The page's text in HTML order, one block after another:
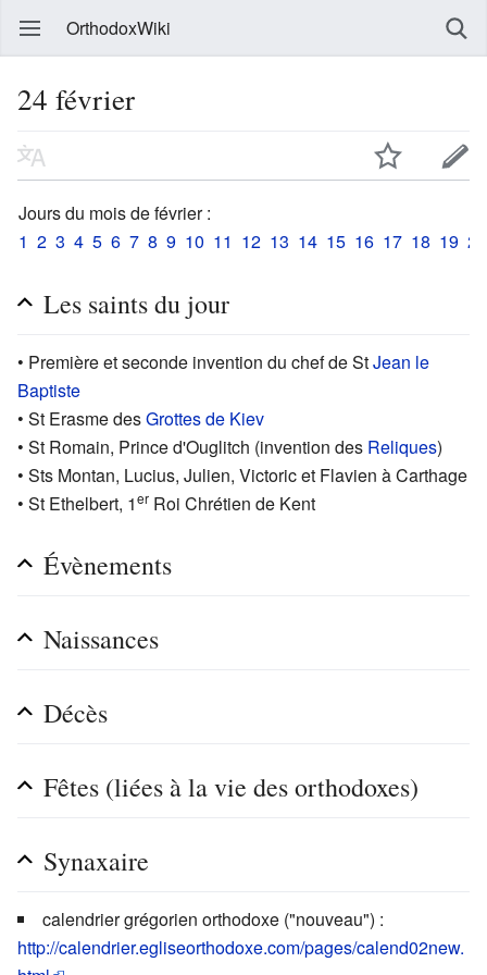
OrthodoxWiki
24 février
Jours du mois de février :
1 2 3 4 5 6 7 8 9 10 11 12 13 14 15 16 17 18 19 20
Les saints du jour
• Première et seconde invention du chef de StJean le
Baptiste
• St Erasme desGrottes de Kiev
• St Romain, Prince d'Ouglitch (invention des Reliques)
• Sts Montan, Lucius, Julien, Victoric et Flavien à Carthage
• St Ethelbert, 1er Roi Chrétien de Kent
Évènements
Naissances
Décès
Fêtes (liées à la vie des orthodoxes)
Synaxaire
calendrier grégorien orthodoxe ("nouveau") :
http://calendrier.egliseorthodoxe.com/pages/calend02new.